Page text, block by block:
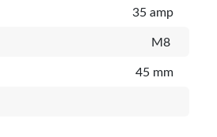
35 amp
M8
45 mm